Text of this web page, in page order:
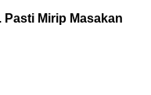
Mirip Masakan